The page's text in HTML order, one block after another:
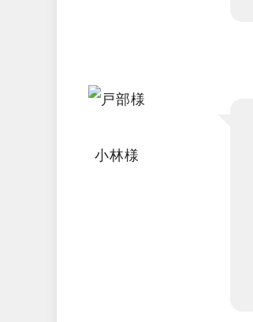
小林様